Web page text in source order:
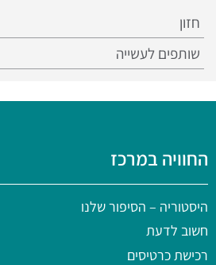
חזון
שותפים לעשייה
החוויה במרכז
היסטוריה – הסיפור שלנו
חשוב לדעת
רכישת כרטיסים